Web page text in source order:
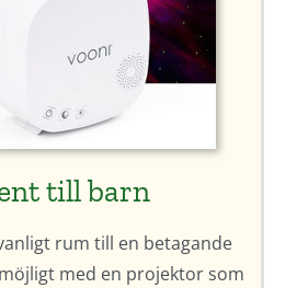
till barn
rum till en betagande
med en projektor som